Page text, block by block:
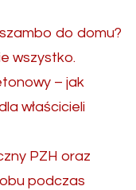
do domu?
wszystko.
– jak
właścicieli
PZH oraz
podczas